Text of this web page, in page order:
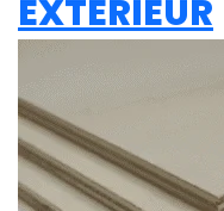
EXTERIEUR